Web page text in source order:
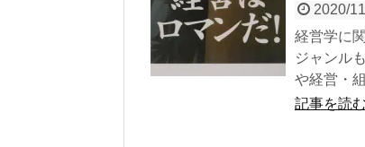
2020/
経営学に
ジャンル
や経営・
記事を読む